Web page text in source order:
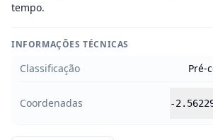
tempo.
INFORMAÇÕES TÉCNICAS
Classificação Pré-
Coordenadas -